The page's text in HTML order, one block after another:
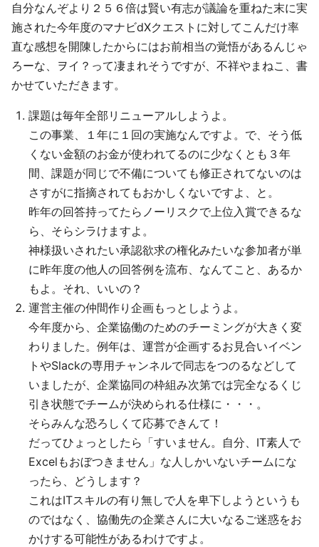
自分なんぞより２５６倍は賢い有志が議論を重ねた末に実
施された今年度のマナビdXクエストに対してこんだけ率
直な感想を開陳したからにはお前相当の覚悟があるんじゃ
ろーな、ヲイ？って凄まれそうですが、不祥やまねこ、書
かせていただきます。
課題は毎年全部リニューアルしようよ。
この事業、１年に１回の実施なんですよ。で、そう低
くない金額のお金が使われてるのに少なくとも３年
間、課題が同じで不備についても修正されてないのは
さすがに指摘されてもおかしくないですよ、と。
昨年の回答持ってたらノーリスクで上位入賞できるな
ら、そらシラけますよ。
神様扱いされたい承認欲求の権化みたいな参加者が単
に昨年度の他人の回答例を流布、なんてこと、あるか
もよ。それ、いいの？
運営主催の仲間作り企画もっとしようよ。
今年度から、企業協働のためのチーミングが大きく変
わりました。例年は、運営が企画するお見合いイベン
トやSlackの専用チャンネルで同志をつのるなどして
いましたが、企業協同の枠組み次第では完全なるくじ
引き状態でチームが決められる仕様に・・・。
そらみんな恐ろしくて応募できんて！
だってひょっとしたら「すいません。自分、IT素人で
Excelもおぼつきません」な人しかいないチームにな
ったら、どうします？
これはITスキルの有り無しで人を卑下しようというも
のではなく、協働先の企業さんに大いなるご迷惑をお
かけする可能性があるわけですよ。